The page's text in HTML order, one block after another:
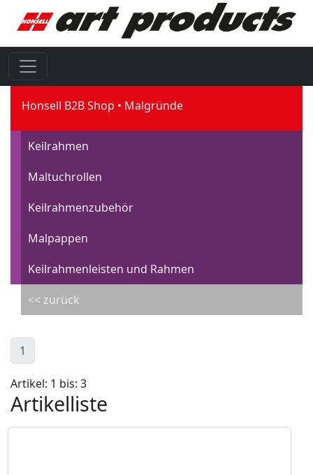
Honsell B2B Shop Malgründe
Keilrahmen
Maltuchrollen
Keilrahmenzubehör
Malpappen
Keilrahmenleisten und Rahmen
<< zurück
1
Artikel: 1 bis: 3
Artikelliste